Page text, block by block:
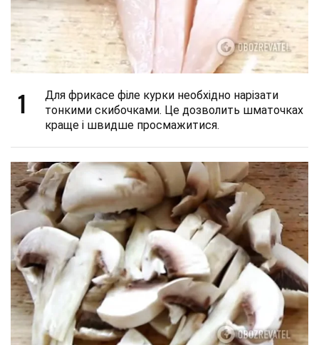
1
Для фрикасе філе курки необхідно нарізати
тонкими скибочками. Це дозволить шматочках
краще і швидше просмажитися.